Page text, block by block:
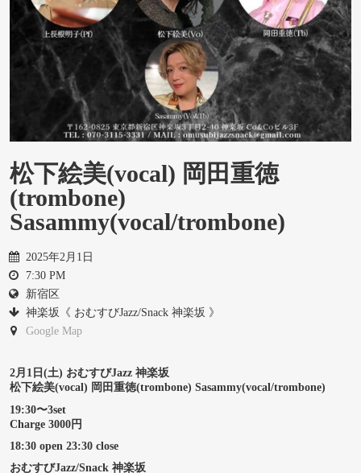
松下絵美(vocal) 岡田重徳
(trombone)
Sasammy(vocal/trombone)
2025年2月1日
7:30 PM
新宿区
神楽坂《 おむすびJazz/Snack 神楽坂 》
Google Map
2月1日(土) おむすびJazz 神楽坂
松下絵美(vocal) 岡田重徳(trombone) Sasammy(vocal/trombone)
19:30〜3set
Charge 3000円
18:30 open 23:30 close
おむすびJazz/Snack 神楽坂